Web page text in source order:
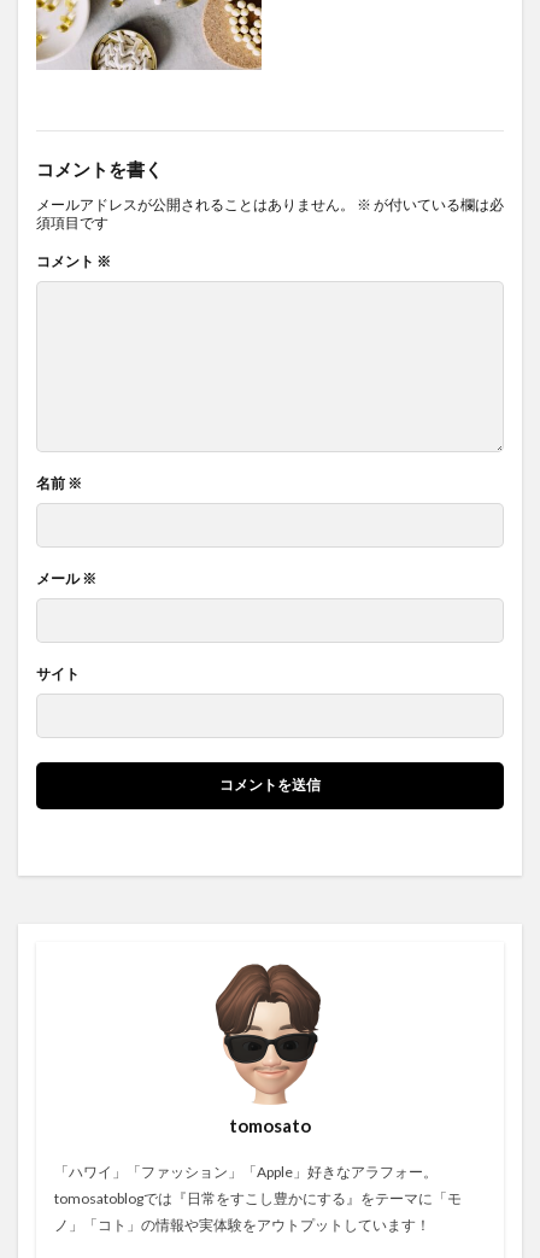
コメントを書く
メールアドレスが公開されることはありません。 ※ が付いている欄は必
須項目です
コメント ※
名前 ※
メール※
サイト
tomosato
「ハワイ」「ファッション」「Apple」好きなアラフォー。
tomosatoblogでは『日常をすこし豊かにする』をテーマに「モ
ノ」「コト」の情報や実体験をアウトプットしています！